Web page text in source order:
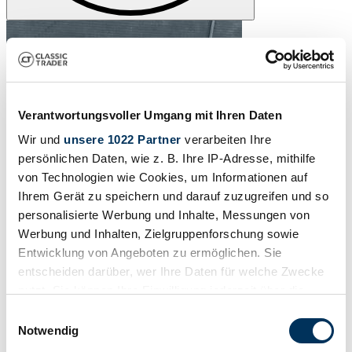
Verantwortungsvoller Umgang mit Ihren Daten
Wir und unsere 1022 Partner verarbeiten Ihre
persönlichen Daten, wie z. B. Ihre IP-Adresse, mithilfe
von Technologien wie Cookies, um Informationen auf
Ihrem Gerät zu speichern und darauf zuzugreifen und so
personalisierte Werbung und Inhalte, Messungen von
Werbung und Inhalten, Zielgruppenforschung sowie
Entwicklung von Angeboten zu ermöglichen. Sie
entscheiden darüber, wer Ihre Daten für welche Zwecke
Trigger Symbol ändern oder widerrufen
Notwendig